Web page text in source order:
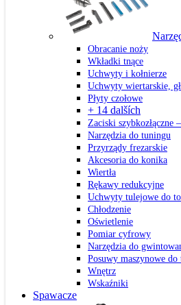
Obracanie noży
Wkładki tnące
Uchwyty i kołnierze
Uchwyty wiertarskie,
Płyty czołowe
+ 14 dalších
Zaciski szybkozłączne
Narzędzia do tuningu
Przyrządy frezarskie
Akcesoria do konika
Wiertła
Rękawy redukcyjne
Uchwyty tulejowe do
Chłodzenie
Oświetlenie
Pomiar cyfrowy
Narzędzia do
Posuwy maszynowe do
Wnętrz
Wskaźniki
Spawacze